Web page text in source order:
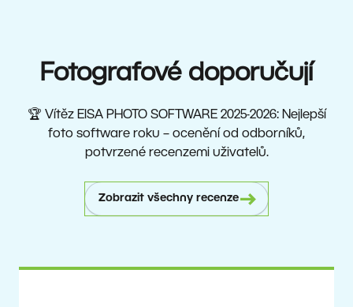
Fotografové doporučují
🏆 Vítěz EISA PHOTO SOFTWARE 2025-2026: Nejlepší
foto software roku – ocenění od odborníků,
potvrzené recenzemi uživatelů.
Zobrazit všechny recenze